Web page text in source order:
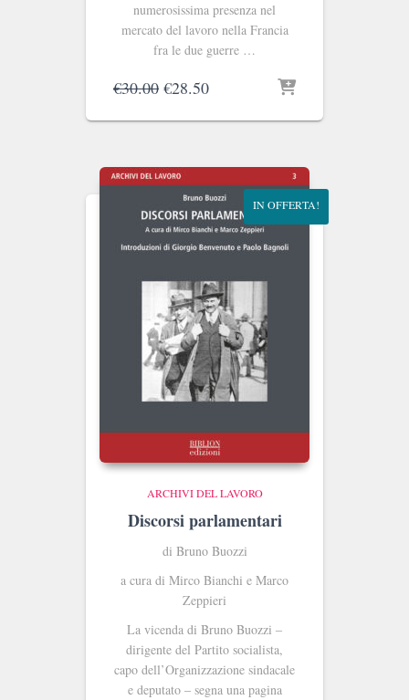
numerosissima presenza nel
mercato del lavoro nella Francia
fra le due guerre …
€30.00 Il
originale
€30.00.
€28.50Il
attuale
€28.50.
IN OFFERTA!
ARCHIVI DEL LAVORO
Discorsi parlamentari
di Bruno Buozzi
a cura di Mirco Bianchi e Marco
Zeppieri
La vicenda di Bruno Buozzi ‒
dirigente del Partito socialista,
capo dell’Organizzazione sindacale
e deputato ‒ segna una pagina